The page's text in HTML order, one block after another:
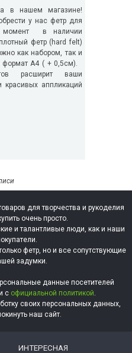
в нашем магазине!
у нас фетр для
момент в наличии
фетр (hard felt)
как набором, так и
формат А4 ( + 0,5см).
расширит ваши
аппликаций
для творчества и рукоделия
очень просто.
и талантливые люди, как и наши
фетр, но и все сопутствующие
задумки.
данные посетителей
с официальной политикой.
своих персональных данных,
наш сайт.
ИНТЕРЕСНАЯ